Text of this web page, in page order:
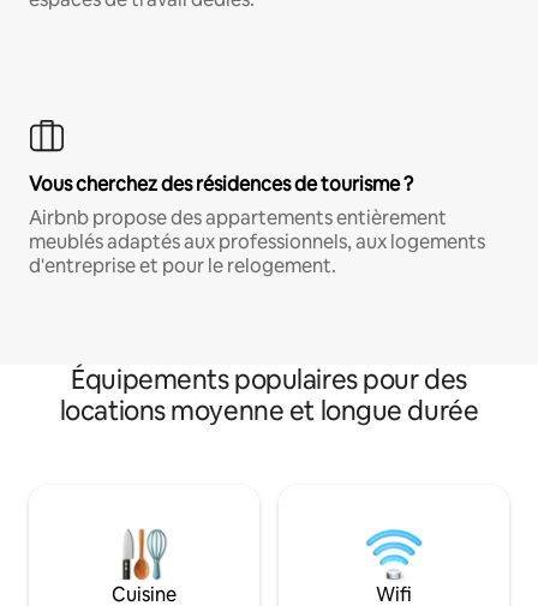
Vous cherchez des résidences de tourisme ?
Airbnb propose des appartements entièrement
meublés adaptés aux professionnels, aux logements
d'entreprise et pour le relogement.
Équipements populaires pour des
locations moyenne et longue durée
Cuisine Wifi